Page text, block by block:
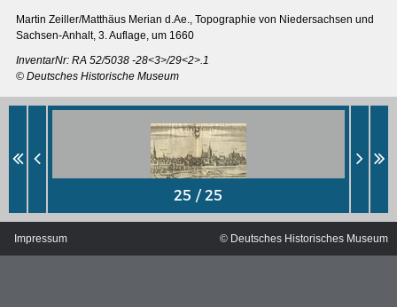
MERIANS DEUTSCHLAND 1642 - 1654
Interaktive Karte
Martin Zeiller/Matthäus Merian d.Ae., Topographie von Niedersachsen und
Sachsen-Anhalt, 3. Auflage, um 1660
InventarNr: RA 52/5038 -28<3>/29<2>.1
© Deutsches Historische Museum
Impressum © Deutsches Historisches Museum